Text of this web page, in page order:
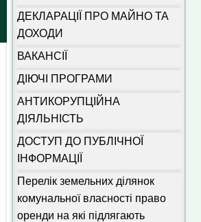
ДЕКЛАРАЦІЇ ПРО МАЙНО ТА
ДОХОДИ
ВАКАНСІЇ
ДІЮЧІ ПРОГРАМИ
АНТИКОРУПЦІЙНА
ДІЯЛЬНІСТЬ
ДОСТУП ДО ПУБЛІЧНОЇ
ІНФОРМАЦІЇ
Перелік земельних ділянок
комунальної власності право
оренди на які підлягають